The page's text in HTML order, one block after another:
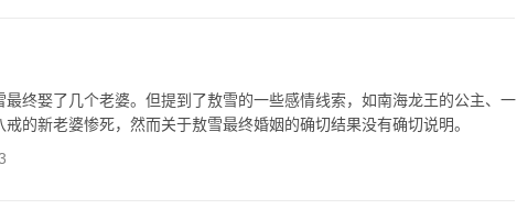
终娶了几个老婆。但提到了敖雪的一些感情线索，如南海龙王的公主、一
的新老婆惨死，然而关于敖雪最终婚姻的确切结果没有确切说明。